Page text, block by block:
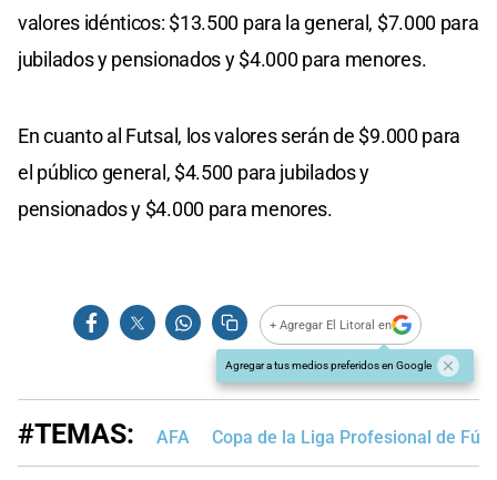
valores idénticos: $13.500 para la general, $7.000 para
jubilados y pensionados y $4.000 para menores.
En cuanto al Futsal, los valores serán de $9.000 para
el público general, $4.500 para jubilados y
pensionados y $4.000 para menores.
+ Agregar El Litoral en
Agregar a tus medios preferidos en Google
#TEMAS: AFA Copa de la Liga Profesional de